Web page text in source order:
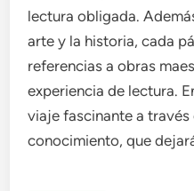
lectura obligada.
arte y la historia, cada
referencias a obras
experiencia de lectura.
viaje fascinante a
conocimiento, que